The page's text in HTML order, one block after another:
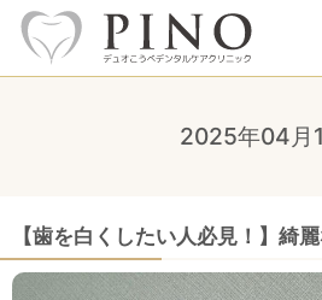
2025年04月
【歯を白くしたい人必見！】綺